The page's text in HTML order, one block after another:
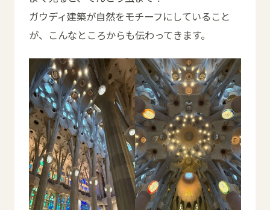
ガウディ建築が自然をモチーフにしていること
が、こんなところからも伝わってきます。